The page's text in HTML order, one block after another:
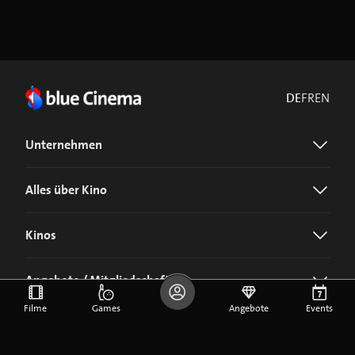
DEFREN
Unternehmen
Alles über Kino
Kinos
Angebote / Mitgliedschaft
Filme Games Angebote Events